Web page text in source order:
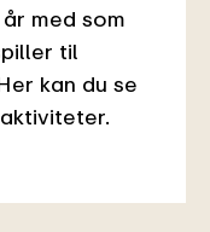
med som
til
kan du se